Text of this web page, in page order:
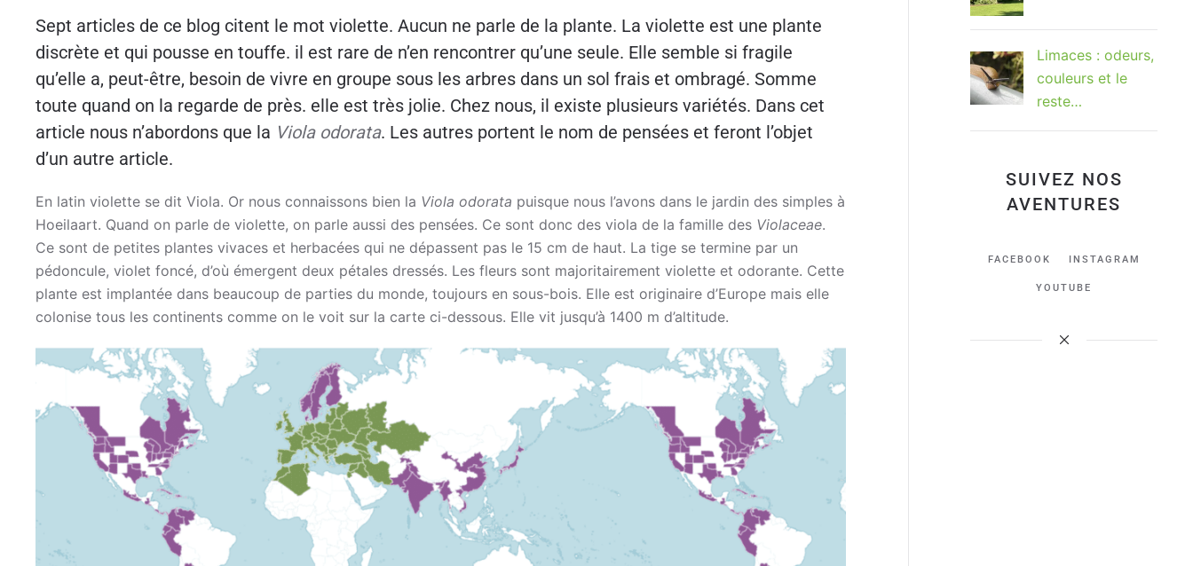
Sept articles de ce blog citent le mot violette. Aucun ne parle de la plante. La violette est une plante
discrète et qui pousse en touffe. il est rare de n’en rencontrer qu’une seule. Elle semble si fragile
qu’elle a, peut-être, besoin de vivre en groupe sous les arbres dans un sol frais et ombragé. Somme
toute quand on la regarde de près. elle est très jolie. Chez nous, il existe plusieurs variétés. Dans cet
article nous n’abordons que la Viola odorata. Les autres portent le nom de pensées et feront l’objet
d’un autre article.
En latin violette se dit Viola. Or nous connaissons bien la Viola odorata puisque nous l’avons dans le jardin des simples à
Hoeilaart. Quand on parle de violette, on parle aussi des pensées. Ce sont donc des viola de la famille des Violaceae.
Ce sont de petites plantes vivaces et herbacées qui ne dépassent pas le 15 cm de haut. La tige se termine par un
pédoncule, violet foncé, d’où émergent deux pétales dressés. Les fleurs sont majoritairement violette et odorante. Cette
plante est implantée dans beaucoup de parties du monde, toujours en sous-bois. Elle est originaire d’Europe mais elle
colonise tous les continents comme on le voit sur la carte ci-dessous. Elle vit jusqu’à 1400 m d’altitude.
Limaces : odeurs,
couleurs et le
reste…
SUIVEZ NOS
AVENTURES
FACEBOOK INSTAGRAM
YOUTUBE